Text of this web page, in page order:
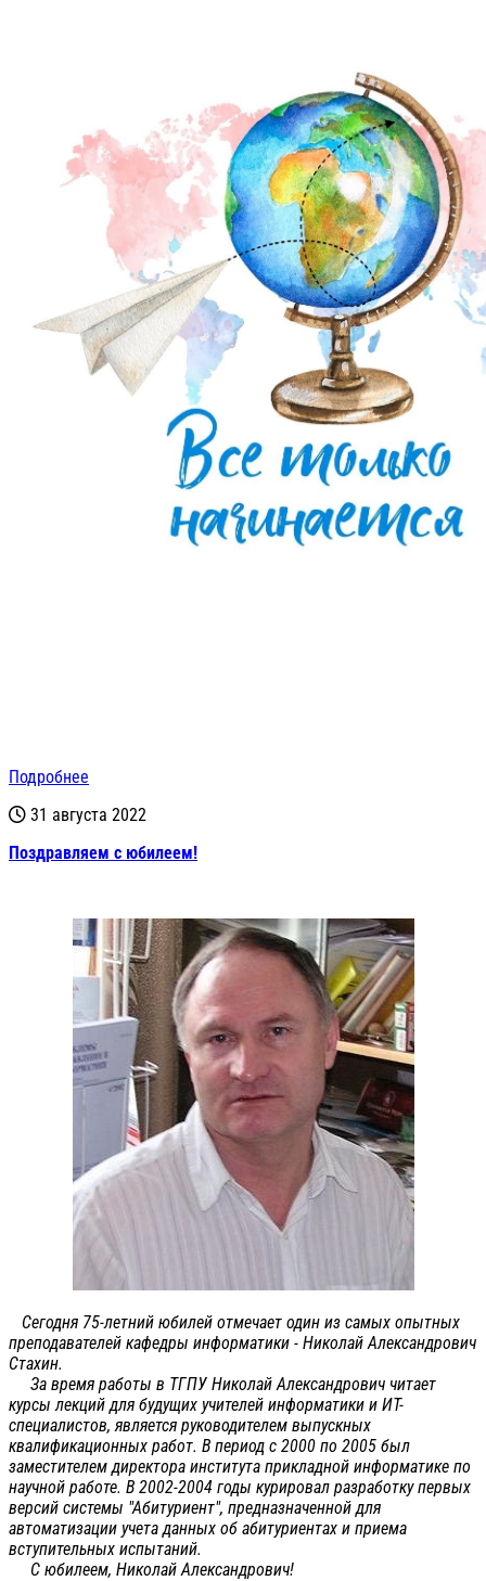
Подробнее
31 августа 2022
Поздравляем с юбилеем!
Сегодня 75-летний юбилей отмечает один из самых опытных
преподавателей кафедры информатики - Николай Александрович
Стахин.
За время работы в ТГПУ Николай Александрович читает
курсы лекций для будущих учителей информатики и ИТ-
специалистов, является руководителем выпускных
квалификационных работ. В период с 2000 по 2005 был
заместителем директора института прикладной информатике по
научной работе. В 2002-2004 годы курировал разработку первых
версий системы "Абитуриент", предназначенной для
автоматизации учета данных об абитуриентах и приема
вступительных испытаний.
С юбилеем, Николай Александрович!